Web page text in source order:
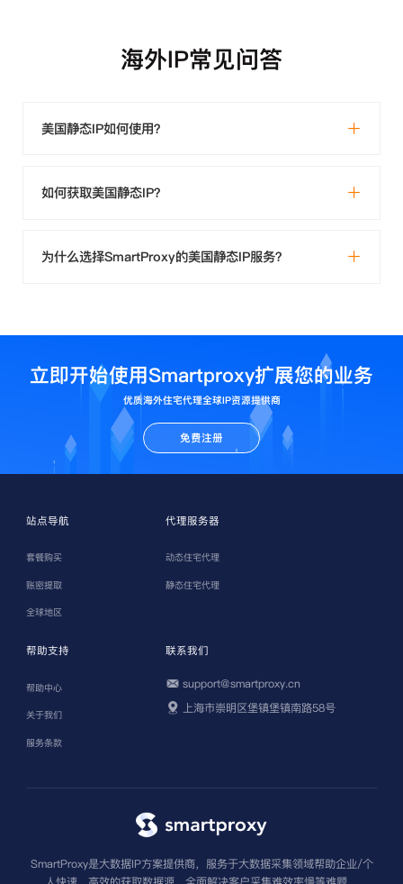
海外IP常见问答
美国静态IP如何使用？
如何获取美国静态IP？
为什么选择SmartProxy的美国静态IP服务？
立即开始使用Smartproxy扩展您的业务
优质海外住宅代理全球IP资源提供商
免费注册
站点导航
套餐购买
账密提取
全球地区
代理服务器
动态住宅代理
静态住宅代理
帮助支持
帮助中心
关于我们
服务条款
联系我们
support@smartproxy.cn
上海市崇明区堡镇堡镇南路58号
SmartProxy是大数据IP方案提供商，服务于大数据采集领域帮助企业/个